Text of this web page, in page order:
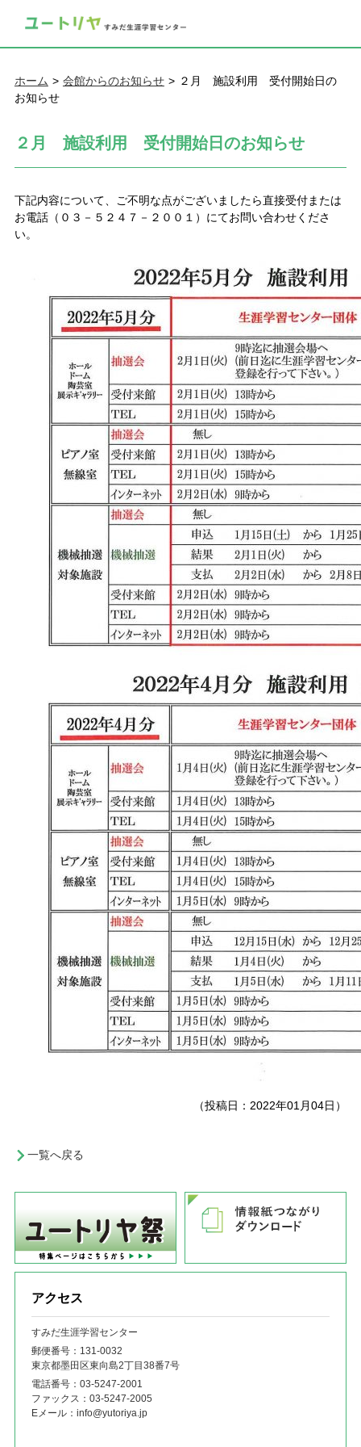
ホーム 会館からのお知らせ
２月 施設利用 受付開始日の
お知らせ
２月 施設利用 受付開始日のお知らせ
下記内容について、ご不明な点がございましたら直接受付または
お電話（０３－５２４７－２００１）にてお問い合わせくださ
い。
（投稿日：2022年01月04日）
一覧へ戻る
アクセス
すみだ生涯学習センター
郵便番号：131‐0032
東京都墨田区東向島2丁目38番7号
電話番号： 03-5247-2001
ファックス： 03-5247-2005
Eメール： info@yutoriya.jp